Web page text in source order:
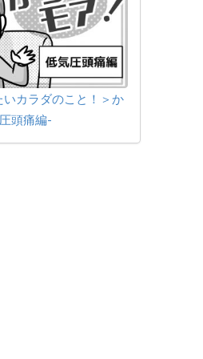
いカラダのこと！＞か
頭痛編-